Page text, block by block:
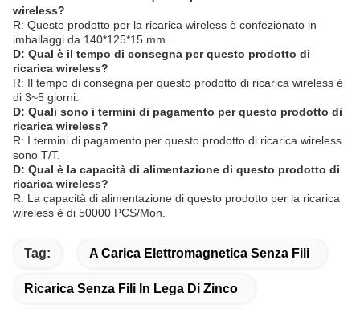
wireless?
R: Questo prodotto per la ricarica wireless è confezionato in
imballaggi da 140*125*15 mm.
D: Qual è il tempo di consegna per questo prodotto di
ricarica wireless?
R: Il tempo di consegna per questo prodotto di ricarica wireless è
di 3~5 giorni.
D: Quali sono i termini di pagamento per questo prodotto di
ricarica wireless?
R: I termini di pagamento per questo prodotto di ricarica wireless
sono T/T.
D: Qual è la capacità di alimentazione di questo prodotto di
ricarica wireless?
R: La capacità di alimentazione di questo prodotto per la ricarica
wireless è di 50000 PCS/Mon.
Tag: A Carica Elettromagnetica Senza Fili
Ricarica Senza Fili In Lega Di Zinco